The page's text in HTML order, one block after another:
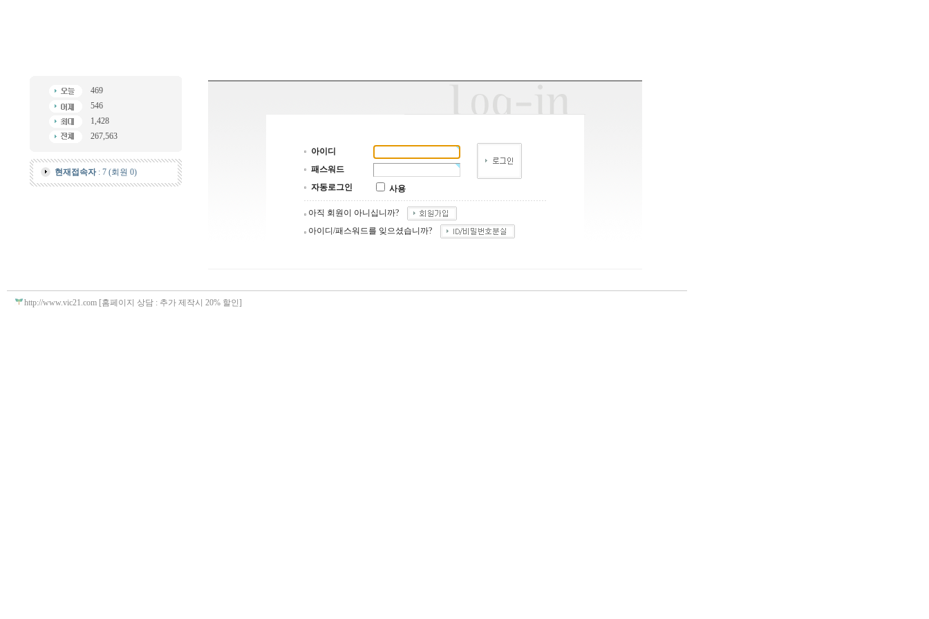
469
546
1,428
267,563
현재접속자: 7 (회원 0)
아이디
패스워드
자동로그인
사용
아직 회원이 아니십니까?
아이디/패스워드를 잊으셨습니까?
http://www.vic21.com [홈페이지 상담 : 추가 제작시 20% 할인]